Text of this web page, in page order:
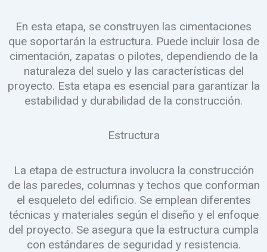
En esta etapa, se construyen las cimentaciones
que soportarán la estructura. Puede incluir losa de
cimentación, zapatas o pilotes, dependiendo de la
naturaleza del suelo y las características del
proyecto. Esta etapa es esencial para garantizar la
estabilidad y durabilidad de la construcción.
Estructura
La etapa de estructura involucra la construcción
de las paredes, columnas y techos que conforman
el esqueleto del edificio. Se emplean diferentes
técnicas y materiales según el diseño y el enfoque
del proyecto. Se asegura que la estructura cumpla
con estándares de seguridad y resistencia.